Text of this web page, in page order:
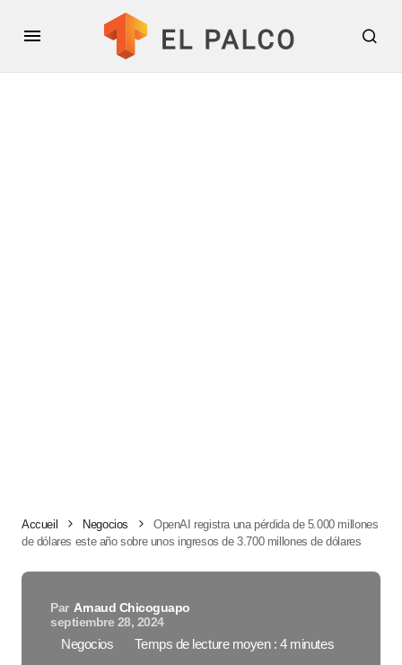
Accueil Negocios
OpenAI registra una pérdida de 5.000 millones
de dólares este año sobre unos ingresos de 3.700 millones de dólares
Par Arnaud Chicoguapo
septiembre 28, 2024
Negocios Temps de lecture moyen : 4 minutes